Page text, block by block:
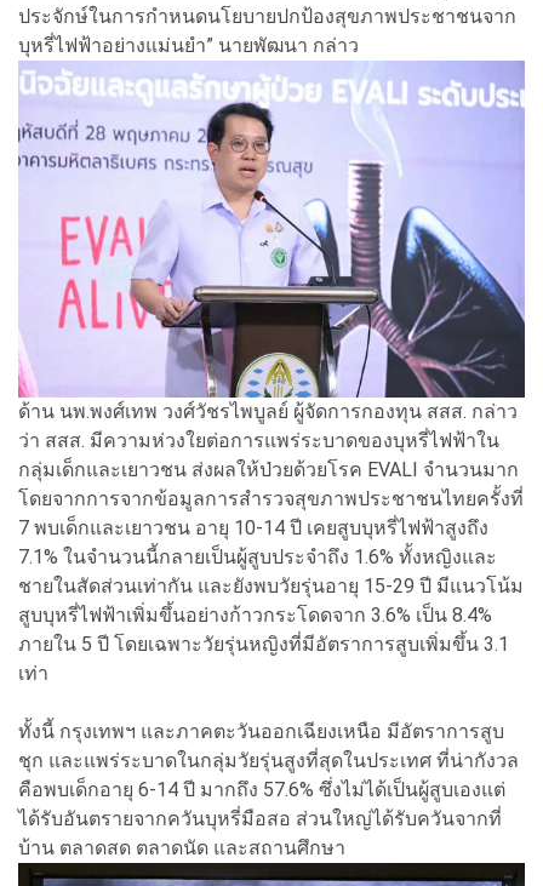
ประจักษ์ในการกำหนดนโยบายปกป้องสุขภาพประชาชนจาก
บุหรี่ไฟฟ้าอย่างแม่นยำ” นายพัฒนา กล่าว
ด้าน นพ.พงศ์เทพ วงศ์วัชรไพบูลย์ ผู้จัดการกองทุน สสส. กล่าว
ว่า สสส. มีความห่วงใยต่อการแพร่ระบาดของบุหรี่ไฟฟ้าใน
กลุ่มเด็กและเยาวชน ส่งผลให้ป่วยด้วยโรค EVALI จำนวนมาก
โดยจากการจากข้อมูลการสำรวจสุขภาพประชาชนไทยครั้งที่
7 พบเด็กและเยาวชน อายุ 10-14 ปี เคยสูบบุหรี่ไฟฟ้าสูงถึง
7.1% ในจำนวนนี้กลายเป็นผู้สูบประจำถึง 1.6% ทั้งหญิงและ
ชายในสัดส่วนเท่ากัน และยังพบวัยรุ่นอายุ 15-29 ปี มีแนวโน้ม
สูบบุหรี่ไฟฟ้าเพิ่มขึ้นอย่างก้าวกระโดดจาก 3.6% เป็น 8.4%
ภายใน 5 ปี โดยเฉพาะวัยรุ่นหญิงที่มีอัตราการสูบเพิ่มขึ้น 3.1
เท่า
ทั้งนี้ กรุงเทพฯ และภาคตะวันออกเฉียงเหนือ มีอัตราการสูบ
ชุก และแพร่ระบาดในกลุ่มวัยรุ่นสูงที่สุดในประเทศ ที่น่ากังวล
คือพบเด็กอายุ 6-14 ปี มากถึง 57.6% ซึ่งไม่ได้เป็นผู้สูบเองแต่
ได้รับอันตรายจากควันบุหรี่มือสอ ส่วนใหญ่ได้รับควันจากที่
บ้าน ตลาดสด ตลาดนัด และสถานศึกษา